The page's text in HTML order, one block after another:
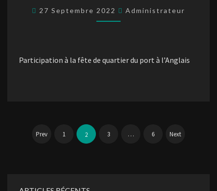
SEPTEMBRE
2022
27 Septembre 2022 Administrateur
Participation à la fête de quartier du port à l’Anglais
des
Prev 1 2 3 … 6 Next